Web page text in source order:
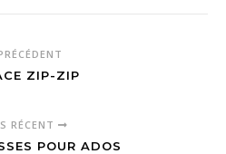
ZIP-ZIP
RÉCENT
POUR ADOS